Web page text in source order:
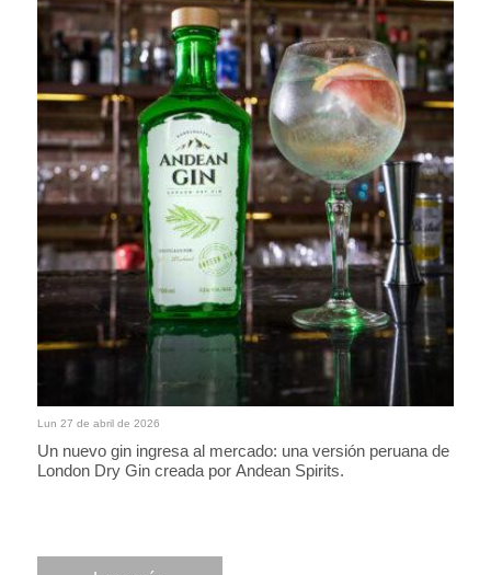
Lun 27 de abril de 2026
Un nuevo gin ingresa al mercado: una versión peruana de
London Dry Gin creada por Andean Spirits.